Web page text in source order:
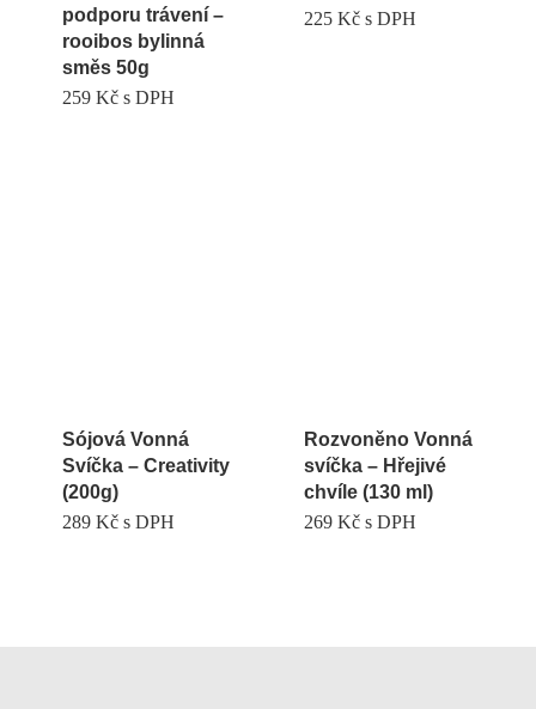
podporu trávení –
rooibos bylinná
směs 50g
259 Kč s DPH
225 Kč s DPH
Sójová Vonná
Svíčka – Creativity
(200g)
289 Kč s DPH
Rozvoněno Vonná
svíčka – Hřejivé
chvíle (130 ml)
269 Kč s DPH